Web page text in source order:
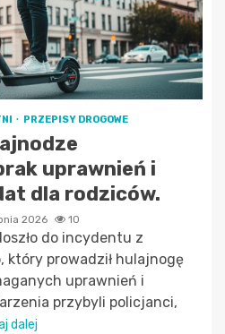
PRZEPISY DROGOWE
uprawnień i
dla rodziców.
2026 10
do incydentu z
który prowadził hulajnogę
uprawnień i
przybyli policjanci,
dalej